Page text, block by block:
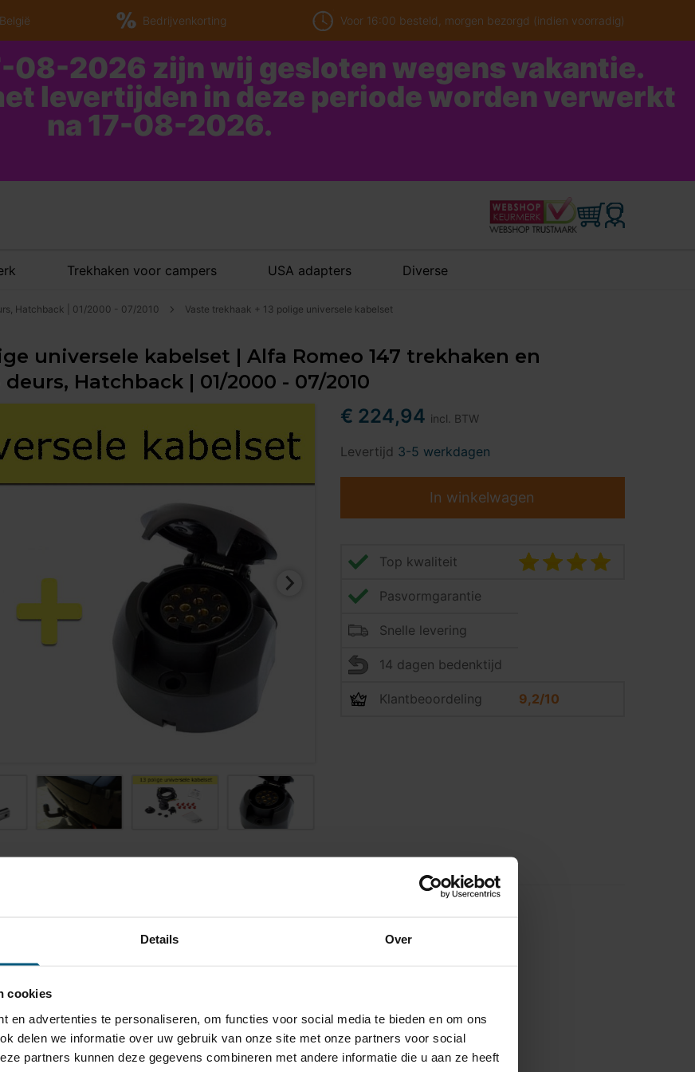
Details Over
cookies
en advertenties te personaliseren, om functies voor social media te bieden en om ons
delen we informatie over uw gebruik van onze site met onze partners voor social
partners kunnen deze gegevens combineren met andere informatie die u aan ze heeft
Bedrijvenkorting Voor 16:00 besteld, morgen bezorgd (indien voorradig)
08-2026 zijn wij gesloten wegens vakantie.
levertijden in deze periode worden verwerkt
na 17-08-2026.
Trekhaken voor campers USA adapters Diverse
Hatchback | 01/2000 - 07/2010 Vaste trekhaak + 13 polige universele kabelset
universele kabelset | Alfa Romeo 147 trekhaken en
Hatchback | 01/2000 - 07/2010
€ 224,94 incl. BTW
Levertijd 3-5 werkdagen
In winkelwagen
Top kwaliteit
Pasvormgarantie
Snelle levering
14 dagen bedenktijd
Klantbeoordeling 9,2/10
is bevestigd met twee bouten.
kg